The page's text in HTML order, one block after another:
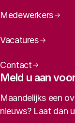
Medewerkers
Vacatures
Contact
Meld u aan
Maandelijks een
nieuws? Laat dan